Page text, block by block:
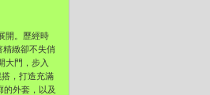
開。歷經時
精緻卻不失俏
大門，步入
，打造充滿
的外套，以及